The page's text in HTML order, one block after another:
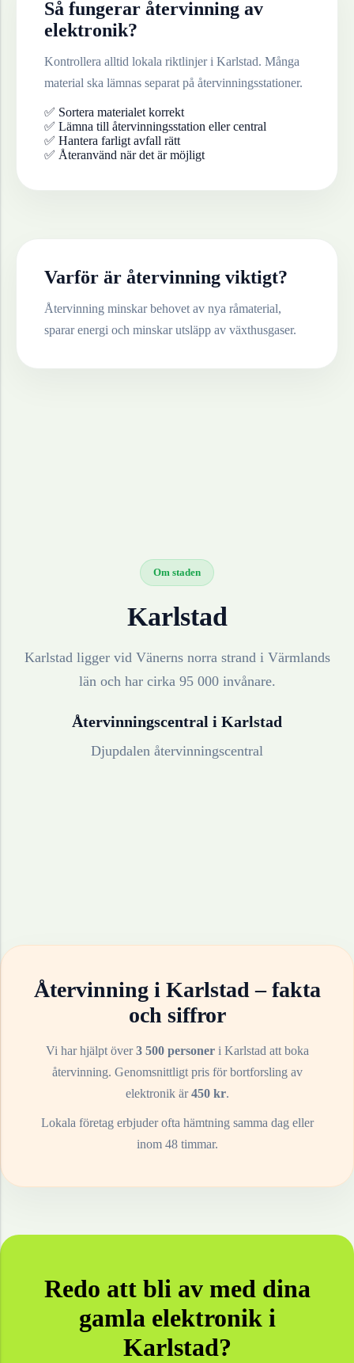
Så fungerar återvinning av
elektronik?
Kontrollera alltid lokala riktlinjer i Karlstad. Många
material ska lämnas separat på återvinningsstationer.
✅ Sortera materialet korrekt
✅ Lämna till återvinningsstation eller central
✅ Hantera farligt avfall rätt
✅ Återanvänd när det är möjligt
Varför är återvinning viktigt?
Återvinning minskar behovet av nya råmaterial,
sparar energi och minskar utsläpp av växthusgaser.
Om staden
Karlstad
Karlstad ligger vid Vänerns norra strand i Värmlands
län och har cirka 95 000 invånare.
Återvinningscentral i Karlstad
Djupdalen återvinningscentral
Återvinning i Karlstad– fakta
och siffror
Vi har hjälpt över3 500 personeri Karlstad att boka
återvinning. Genomsnittligt pris för bortforsling av
elektronikär450kr.
Lokala företag erbjuder ofta hämtning samma dag eller
inom 48 timmar.
Redo att bli av med dina
gamla elektroniki
Karlstad?